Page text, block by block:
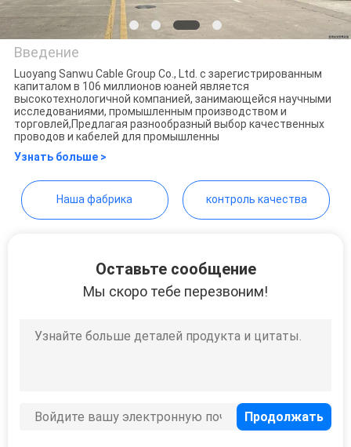
PRIVACY
POLICY
Luoyang Sanwu Cable Co.,
Ltd.,
Введение
Luoyang Sanwu Cable Group Co., Ltd. с зарегистрированным
капиталом в 106 миллионов юаней является
высокотехнологичной компанией, занимающейся научными
исследованиями, промышленным производством и
торговлей,Предлагая разнообразный выбор качественных
проводов и кабелей для промышленны
Узнать больше >
Наша фабрика контроль качества
Оставьте сообщение
Мы скоро тебе перезвоним!